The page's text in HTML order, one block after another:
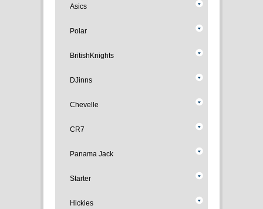
Asics
Polar
BritishKnights
DJinns
Chevelle
CR7
Panama Jack
Starter
Hickies